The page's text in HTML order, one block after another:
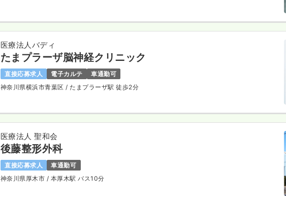
医療法人バディ
たまプラーザ脳神経クリニック
直接応募求人 電子カルテ
車通勤可
神奈川県横浜市青葉区 / たまプラーザ駅 徒歩2分
医療法人 聖和会
後藤整形外科
直接応募求人
車通勤可
神奈川県厚木市 / 本厚木駅 バス10分